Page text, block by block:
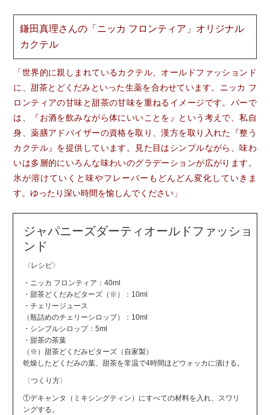
鎌田真理さんの「ニッカ フロンティア」オリジナル
カクテル
「世界的に親しまれているカクテル、オールドファッションド
に、甜茶とどくだみといった生薬を合わせています。ニッカ フ
ロンティアの甘味と甜茶の甘味を重ねるイメージです。バーで
は、『お酒を飲みながら体にいいことを』という考えで、私自
身、薬膳アドバイザーの資格を取り、漢方を取り入れた『整う
カクテル』を提供しています。見た目はシンプルながら、味わ
いは多層的にいろんな味わいのグラデーションが広がります。
氷が溶けていくと味やフレーバーもどんどん変化していきま
す。ゆったり深い時間を愉しんでください」
ジャパニーズダーティオールドファッショ
ンド
〈レシピ〉
・ニッカ フロンティア：40ml
・甜茶どくだみビターズ（※）：10ml
・チェリージュース
（瓶詰めのチェリーシロップ）：10ml
・シンプルシロップ：5ml
・甜茶の茶葉
（※）甜茶どくだみビターズ（自家製）
乾燥したどくだみの葉、甜茶を常温で4時間ほどウォッカに漬ける。
〈つくり方〉
①デキャンタ（ミキシングティン）にすべての材料を入れ、スワリ
ングする。